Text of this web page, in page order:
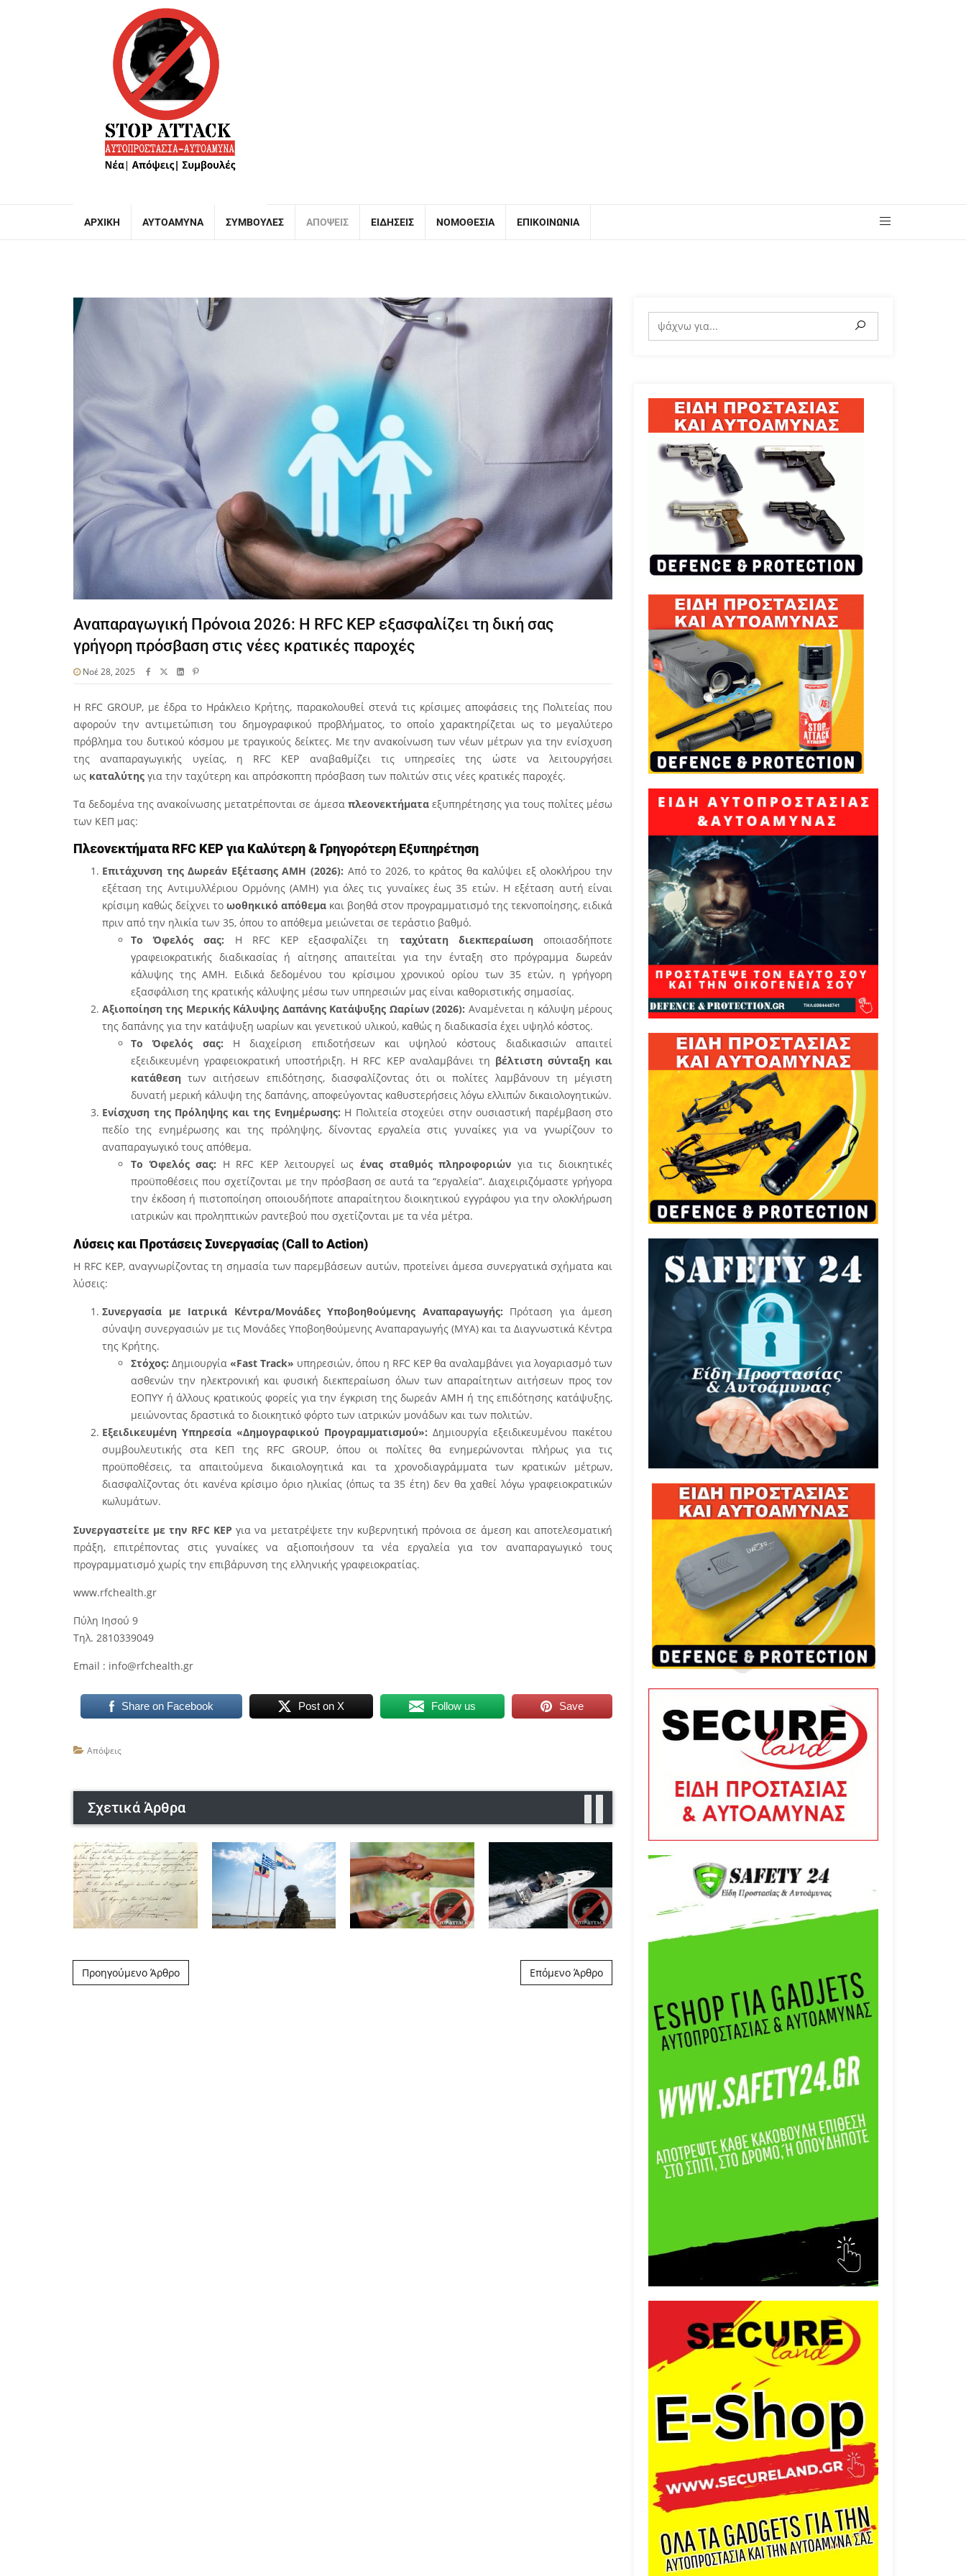
ΑΡΧΙΚΉ ΑΥΤΟΆΜΥΝΑ ΣΥΜΒΟΥΛΈΣ ΑΠΌΨΕΙΣ ΕΙΔΉΣΕΙΣ ΝΟΜΟΘΕΣΊΑ ΕΠΙΚΟΙΝΩΝΊΑ
Αναπαραγωγική Πρόνοια 2026: Η RFC KEP εξασφαλίζει τη δική σας
γρήγορη πρόσβαση στις νέες κρατικές παροχές
Νοέ 28, 2025
Η RFC GROUP, με έδρα το Ηράκλειο Κρήτης, παρακολουθεί στενά τις κρίσιμες αποφάσεις της Πολιτείας που
αφορούν την αντιμετώπιση του δημογραφικού προβλήματος, το οποίο χαρακτηρίζεται ως το μεγαλύτερο
πρόβλημα του δυτικού κόσμου με τραγικούς δείκτες. Με την ανακοίνωση των νέων μέτρων για την ενίσχυση
της αναπαραγωγικής υγείας, η RFC KEP αναβαθμίζει τις υπηρεσίες της ώστε να λειτουργήσει
ως καταλύτης για την ταχύτερη και απρόσκοπτη πρόσβαση των πολιτών στις νέες κρατικές παροχές.
Τα δεδομένα της ανακοίνωσης μετατρέπονται σε άμεσα πλεονεκτήματαεξυπηρέτησης για τους πολίτες μέσω
των ΚΕΠ μας:
Πλεονεκτήματα RFC KEP για Καλύτερη & Γρηγορότερη Εξυπηρέτηση
Επιτάχυνση της Δωρεάν Εξέτασης ΑΜΗ (2026): Από το 2026, το κράτος θα καλύψει εξ ολοκλήρου την
εξέταση της Αντιμυλλέριου Ορμόνης (ΑΜΗ) για όλες τις γυναίκες έως 35 ετών. Η εξέταση αυτή είναι
κρίσιμη καθώς δείχνει το ωοθηκικό απόθεμα και βοηθά στον προγραμματισμό της τεκνοποίησης, ειδικά
πριν από την ηλικία των 35, όπου το απόθεμα μειώνεται σε τεράστιο βαθμό.
Το Όφελός σας: Η RFC KEP εξασφαλίζει τη ταχύτατη διεκπεραίωσηοποιασδήποτε
γραφειοκρατικής διαδικασίας ή αίτησης απαιτείται για την ένταξη στο πρόγραμμα δωρεάν
κάλυψης της ΑΜΗ. Ειδικά δεδομένου του κρίσιμου χρονικού ορίου των 35 ετών, η γρήγορη
εξασφάλιση της κρατικής κάλυψης μέσω των υπηρεσιών μας είναι καθοριστικής σημασίας.
Αξιοποίηση της Μερικής Κάλυψης Δαπάνης Κατάψυξης Ωαρίων (2026): Αναμένεται η κάλυψη μέρους
της δαπάνης για την κατάψυξη ωαρίων και γενετικού υλικού, καθώς η διαδικασία έχει υψηλό κόστος.
Το Όφελός σας: Η διαχείριση επιδοτήσεων και υψηλού κόστους διαδικασιών απαιτεί
εξειδικευμένη γραφειοκρατική υποστήριξη. Η RFC KEP αναλαμβάνει τη βέλτιστη σύνταξη και
κατάθεση των αιτήσεων επιδότησης, διασφαλίζοντας ότι οι πολίτες λαμβάνουν τη μέγιστη
δυνατή μερική κάλυψη της δαπάνης, αποφεύγοντας καθυστερήσεις λόγω ελλιπών δικαιολογητικών.
Ενίσχυση της Πρόληψης και της Ενημέρωσης: Η Πολιτεία στοχεύει στην ουσιαστική παρέμβαση στο
πεδίο της ενημέρωσης και της πρόληψης, δίνοντας εργαλεία στις γυναίκες για να γνωρίζουν το
αναπαραγωγικό τους απόθεμα.
Το Όφελός σας: Η RFC KEP λειτουργεί ως ένας σταθμός πληροφοριών για τις διοικητικές
προϋποθέσεις που σχετίζονται με την πρόσβαση σε αυτά τα “εργαλεία”. Διαχειριζόμαστε γρήγορα
την έκδοση ή πιστοποίηση οποιουδήποτε απαραίτητου διοικητικού εγγράφου για την ολοκλήρωση
ιατρικών και προληπτικών ραντεβού που σχετίζονται με τα νέα μέτρα.
Λύσεις και Προτάσεις Συνεργασίας (Call to Action)
Η RFC KEP, αναγνωρίζοντας τη σημασία των παρεμβάσεων αυτών, προτείνει άμεσα συνεργατικά σχήματα και
λύσεις:
Συνεργασία με Ιατρικά Κέντρα/Μονάδες Υποβοηθούμενης Αναπαραγωγής: Πρόταση για άμεση
σύναψη συνεργασιών με τις Μονάδες Υποβοηθούμενης Αναπαραγωγής (ΜΥΑ) και τα Διαγνωστικά Κέντρα
της Κρήτης.
Στόχος: Δημιουργία «Fast Track» υπηρεσιών, όπου η RFC KEP θα αναλαμβάνει για λογαριασμό των
ασθενών την ηλεκτρονική και φυσική διεκπεραίωση όλων των απαραίτητων αιτήσεων προς τον
ΕΟΠΥΥ ή άλλους κρατικούς φορείς για την έγκριση της δωρεάν ΑΜΗ ή της επιδότησης κατάψυξης,
μειώνοντας δραστικά το διοικητικό φόρτο των ιατρικών μονάδων και των πολιτών.
Εξειδικευμένη Υπηρεσία «Δημογραφικού Προγραμματισμού»: Δημιουργία εξειδικευμένου πακέτου
συμβουλευτικής στα ΚΕΠ της RFC GROUP, όπου οι πολίτες θα ενημερώνονται πλήρως για τις
προϋποθέσεις, τα απαιτούμενα δικαιολογητικά και τα χρονοδιαγράμματα των κρατικών μέτρων,
διασφαλίζοντας ότι κανένα κρίσιμο όριο ηλικίας (όπως τα 35 έτη) δεν θα χαθεί λόγω γραφειοκρατικών
κωλυμάτων.
Συνεργαστείτε με την RFC KEP για να μετατρέψετε την κυβερνητική πρόνοια σε άμεση και αποτελεσματική
πράξη, επιτρέποντας στις γυναίκες να αξιοποιήσουν τα νέα εργαλεία για τον αναπαραγωγικό τους
προγραμματισμό χωρίς την επιβάρυνση της ελληνικής γραφειοκρατίας.
www.rfchealth.gr
Πύλη Ιησού 9
Τηλ. 2810339049
Email : info@rfchealth.gr
Share on Facebook Post on X Follow us Save
Απόψεις
Σχετικά Άρθρα
Post navigation
Προηγούμενο Άρθρο Επόμενο Άρθρο